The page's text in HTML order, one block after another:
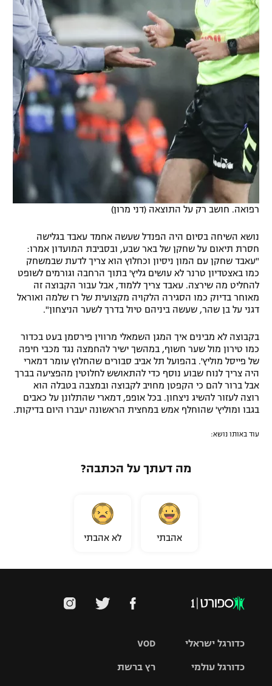
רפואה. חושב רק על התוצאה (דני מרון)
נושא השיחה בסיום היה הפנדל שעשה אחמד עאבד בגלישה
חסרת תיאום על שחקן של באר שבע, ובסביבת המועדון אמרו:
"עאבד שחקן עם המון ניסיון וכחלוץ הוא צריך לדעת שבמשחק
כמו באצטדיון טרנר לא עושים גליץ' בתוך הרחבה וגורמים לשופט
להחליט מה שירצה. עאבד צריך ללמוד, אבל עבור הקבוצה זה
מאוחר בדיוק כמו הסגירה הלקויה מקצועית של רז שלמה ואוראל
דגני על בן שהר, שעשה ביניהם טיול בדרך לשער הניצחון".
בקבוצה לא מבינים איך המגן השמאלי מרווין פירסמן בעט בכדור
כמו טירון מול שער חשוף, במהשך ישיר להחמצה נגד מכבי חיפה
של פייסל מוליץ'. בהפועל תל אביב סבורים שהחלוץ עומר דמארי
היה צריך לנוח שבוע נוסף כדי להתאושש לחלוטין מהפציעה בברך
אבל ברור להם כי הקפטן מחויב לקבוצה ובמצבה בטבלה הוא
רוצה לעזור להשיג ניצחון. בכל אופפ, דמארי שהתלונן על כאבים
בגבו ומוליץ' שהוחלף אמש במחצית הראשונה יעברו היום בדיקות.
עוד באותו נושא:
מה דעתך על הכתבה?
אהבתי לא אהבתי
VOD
רץ ברשת
כדורגל ישראלי
כדורגל עולמי